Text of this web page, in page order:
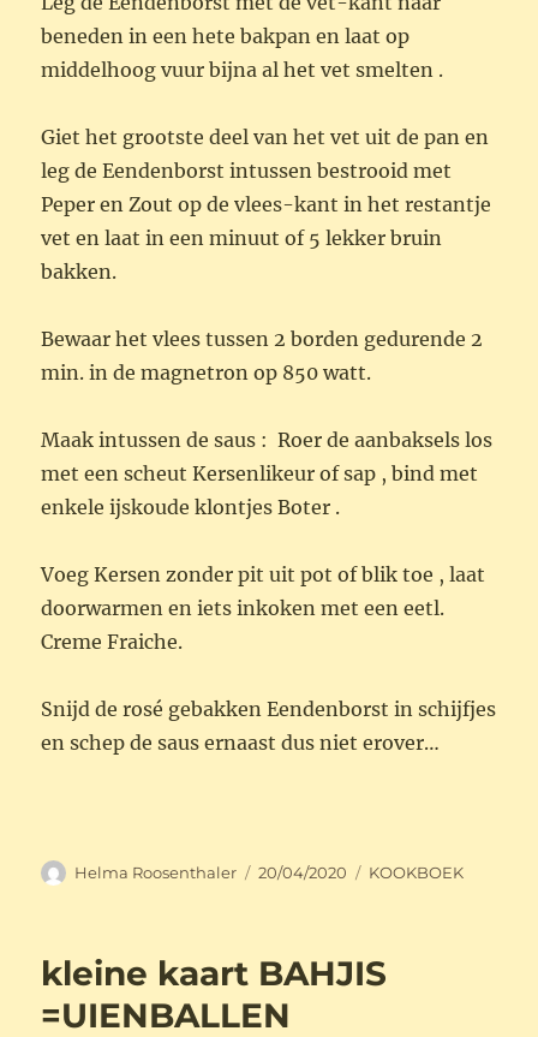
beneden in een hete bakpan en laat op
middelhoog vuur bijna al het vet smelten .
Giet het grootste deel van het vet uit de pan en
leg de Eendenborst intussen bestrooid met
Peper en Zout op de vlees-kant in het restantje
vet en laat in een minuut of 5 lekker bruin
bakken.
Bewaar het vlees tussen 2 borden gedurende 2
min. in de magnetron op 850 watt.
Maak intussen de saus : Roer de aanbaksels los
met een scheut Kersenlikeur of sap , bind met
enkele ijskoude klontjes Boter .
Voeg Kersen zonder pit uit pot of blik toe , laat
doorwarmen en iets inkoken met een eetl.
Creme Fraiche.
Snijd de rosé gebakken Eendenborst in schijfjes
en schep de saus ernaast dus niet erover…
Auteur
Helma Roosenthaler
Geplaatst
20/04/2020 Categorieën
KOOKBOEK
kleine kaart BAHJIS
=UIENBALLEN